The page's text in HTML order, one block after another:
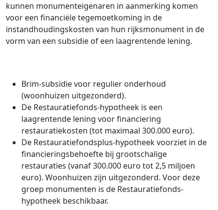
kunnen monumenteigenaren in aanmerking komen
voor een financiële tegemoetkoming in de
instandhoudingskosten van hun rijksmonument in de
vorm van een subsidie of een laagrentende lening.
Brim-subsidie voor regulier onderhoud
(woonhuizen uitgezonderd).
De Restauratiefonds-hypotheek is een
laagrentende lening voor financiering
restauratiekosten (tot maximaal 300.000 euro).
De Restauratiefondsplus-hypotheek voorziet in de
financieringsbehoefte bij grootschalige
restauraties (vanaf 300.000 euro tot 2,5 miljoen
euro). Woonhuizen zijn uitgezonderd. Voor deze
groep monumenten is de Restauratiefonds-
hypotheek beschikbaar.